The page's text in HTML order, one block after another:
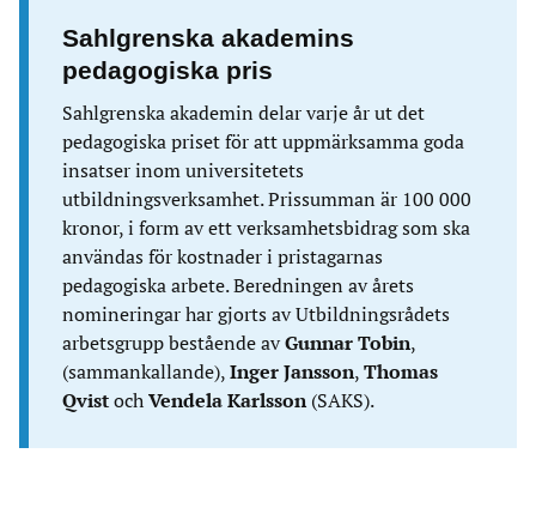
Sahlgrenska akademins
pedagogiska pris
Sahlgrenska akademin delar varje år ut det
pedagogiska priset för att uppmärksamma goda
insatser inom universitetets
utbildningsverksamhet. Prissumman är 100 000
kronor, i form av ett verksamhetsbidrag som ska
användas för kostnader i pristagarnas
pedagogiska arbete. Beredningen av årets
nomineringar har gjorts av Utbildningsrådets
arbetsgrupp bestående avGunnar Tobin,
(sammankallande), Inger Jansson, Thomas
Qvist och Vendela Karlsson(SAKS).